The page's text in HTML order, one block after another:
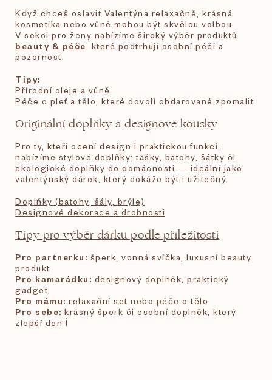
Když chceš oslavit Valentýna relaxačně, krásná
kosmetika nebo vůně mohou být skvělou volbou.
V sekci pro ženy nabízíme široký výběr produktů
beauty & péče , které podtrhují osobní péči a
pozornost.
Tipy:
Přírodní oleje a vůně
Péče o pleť a tělo, které dovolí obdarované zpomalit
Originální doplňky a designové kousky
Pro ty, kteří ocení design i praktickou funkci,
nabízíme stylové doplňky: tašky, batohy, šátky či
ekologické doplňky do domácnosti — ideální jako
valentýnský dárek, který dokáže být i užitečný.
Doplňky (batohy, šály, brýle)
Designové dekorace a drobnosti
Tipy pro výběr dárku podle příležitosti
Pro partnerku: šperk, vonná svíčka, luxusní beauty
produkt
Pro kamarádku: designový doplněk, praktický
gadget
Pro mámu: relaxační set nebo péče o tělo
Pro sebe: krásný šperk či osobní doplněk, který
zlepší den ĺ